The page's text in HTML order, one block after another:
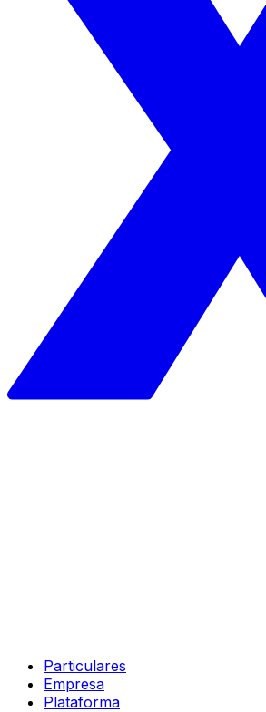
Particulares
Empresa
Plataforma